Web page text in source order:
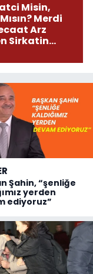
Misin,
Merdi
Arz
Sirkatin
Şahin, “şenliğe
yerden
ediyoruz”